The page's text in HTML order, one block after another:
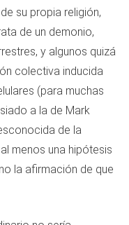
su propia religión,
de un demonio,
y algunos quizá
colectiva inducida
(para muchas
a la de Mark
de la
menos una hipótesis
la afirmación de que